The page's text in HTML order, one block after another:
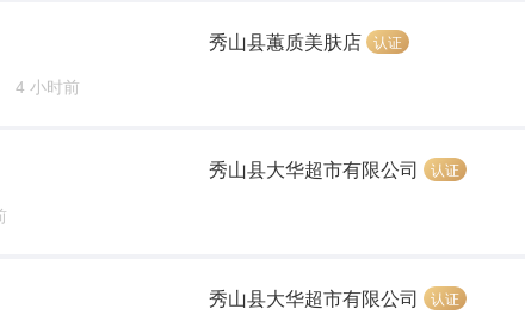
4 小时前
秀山县蕙质美肤店 认证
秀山县大华超市有限公司 认证
秀山县大华超市有限公司 认证